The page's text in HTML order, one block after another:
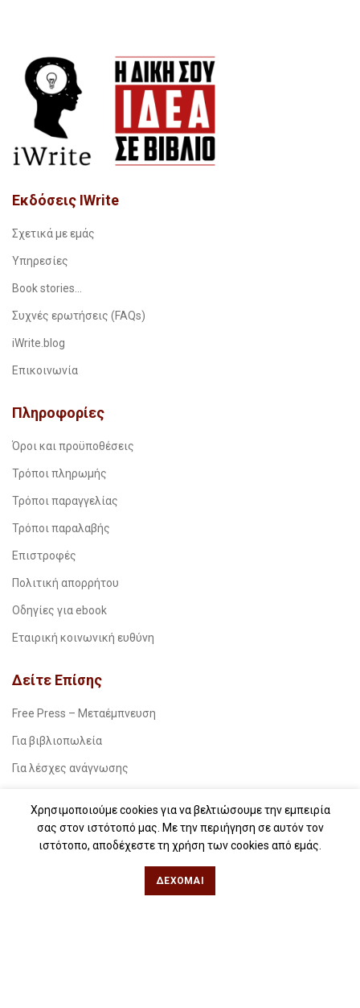
Εκδόσεις IWrite
Σχετικά με εμάς
Υπηρεσίες
Book stories…
Συχνές ερωτήσεις (FAQs)
iWrite.blog
Επικοινωνία
Πληροφορίες
Όροι και προϋποθέσεις
Τρόποι πληρωμής
Τρόποι παραγγελίας
Τρόποι παραλαβής
Επιστροφές
Πολιτική απορρήτου
Οδηγίες για ebook
Εταιρική κοινωνική ευθύνη
Δείτε Επίσης
Free Press – Μεταέμπνευση
Για βιβλιοπωλεία
Για λέσχες ανάγνωσης
Για σχολεία
Για βιβλιοφιλικές ομάδες
Χρησιμοποιούμε cookies για να βελτιώσουμε την εμπειρία
σας στον ιστότοπό μας. Με την περιήγηση σε αυτόν τον
ιστότοπο, αποδέχεστε τη χρήση των cookies από εμάς.
ΔΈΧΟΜΑΙ